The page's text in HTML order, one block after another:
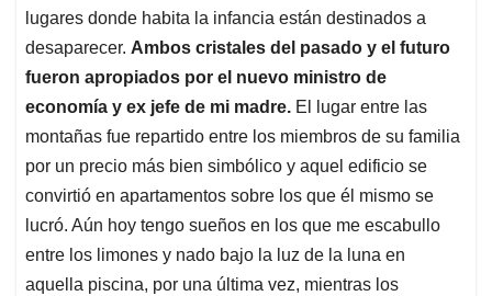
lugares donde habita la infancia están destinados a
desaparecer. Ambos cristales del pasado y el futuro
fueron apropiados por el nuevo ministro de
economía y ex jefe de mi madre. El lugar entre las
montañas fue repartido entre los miembros de su familia
por un precio más bien simbólico y aquel edificio se
convirtió en apartamentos sobre los que él mismo se
lucró. Aún hoy tengo sueños en los que me escabullo
entre los limones y nado bajo la luz de la luna en
aquella piscina, por una última vez, mientras los